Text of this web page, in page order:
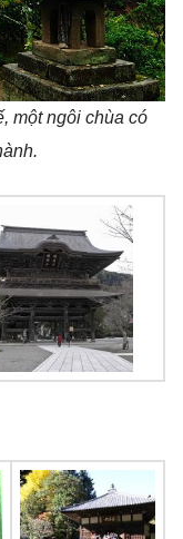
một ngôi chùa có